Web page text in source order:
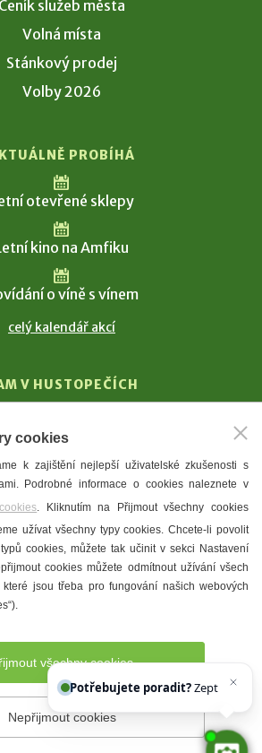
Ceník služeb města
Volná místa
Stánkový prodej
Volby 2026
PROBÍHÁ
otevřené sklepy
kino na Amfiku
o víně s vínem
celý kalendář akcí
V HUSTOPEČÍCH
T. G. Masaryk
Mandloně
Ubytování
Restaurace
muzeum a galerie
Denní meníčka
Správce webu
cookies
k zajištění nejlepší uživatelské zkušenosti s
Podrobné informace o cookies naleznete v
. Kliknutím na Přijmout všechny cookies
užívat všechny typy cookies. Chcete-li povolit
cookies, můžete tak učinit v sekci Nastavení
cookies můžete odmítnout užívání všech
jsou třeba pro fungování našich webových
všechny cookies
Nepřijmout cookies
Potřebujete poradit?Zeptejte se n